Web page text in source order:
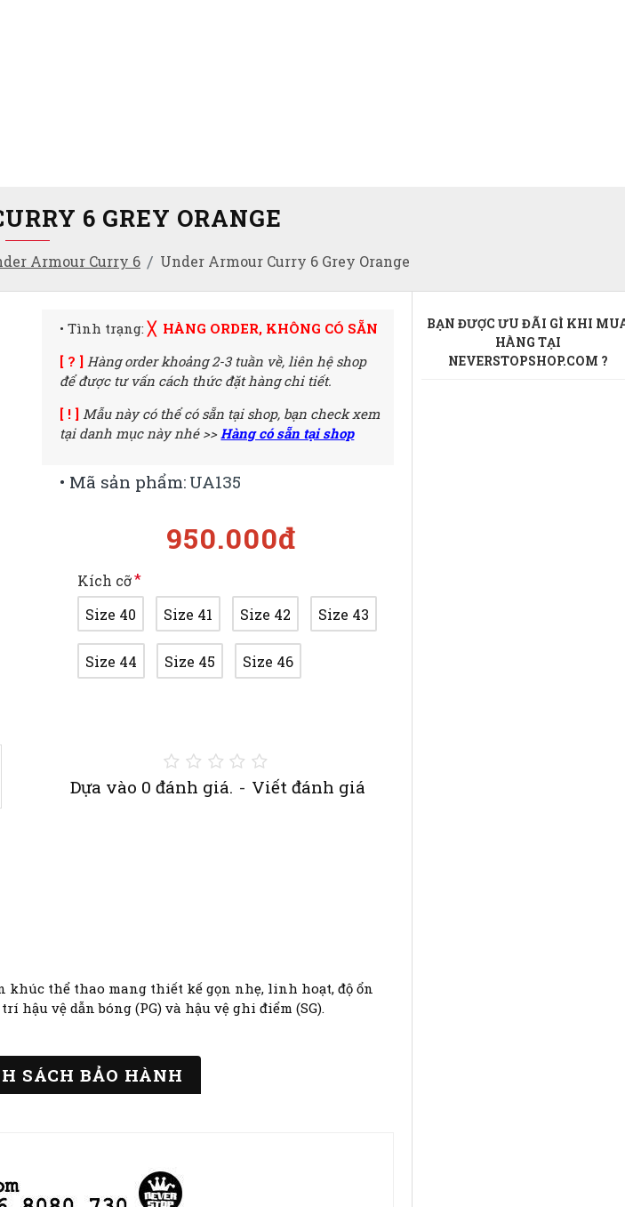
Armour Curry 6 Under Armour Curry 6 Grey Orange
6 GREY ORANGE
Dựa vào 0 đánh giá. - Viết đánh giá
950.000đ
• Mã sản phẩm: UA135
Kích cỡ
Size 40
Size 41 Size 42 Size 43
Size 44 Size 45 Size 46
• Tình trạng:╳ HÀNG ORDER, KHÔNG CÓ SẴN
[ ? ] Hàng order khoảng 2-3 tuần về,liên hệ shop
để được tư vấn cách thức đặt hàng chi tiết.
[ ! ] Mẫu này có thể có sẵn tại shop, bạn check xem
tại danh mục này nhé >>Hàng có sẵn tại shop
SÁCH BẢO HÀNH
thể thao mang thiết kế gọn nhẹ, linh hoạt, độ ổn
vệ dẫn bóng (PG) và hậu vệ ghi điểm (SG).
BẠN ĐƯỢC ƯU ĐÃI GÌ KHI
HÀNG TẠI
NEVERSTOPSHOP.COM ?